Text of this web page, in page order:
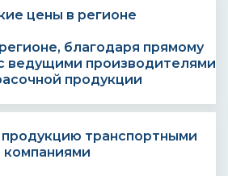
благодаря прямому
ведущими производителями
продукции